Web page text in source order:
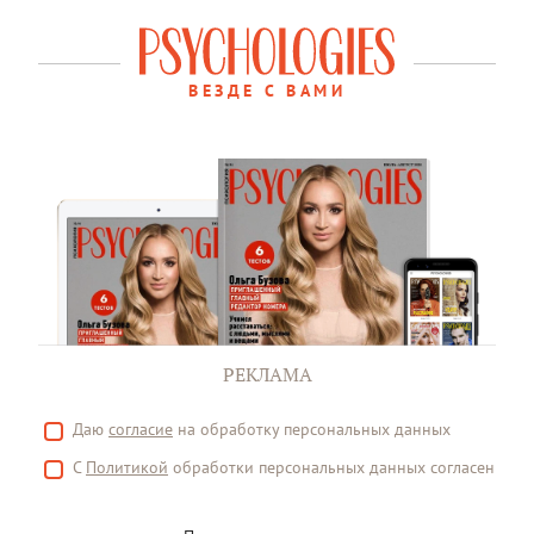
ВЕЗДЕ С ВАМИ
РЕКЛАМА
Даю согласие на обработку персональных данных
С Политикой обработки персональных данных согласен